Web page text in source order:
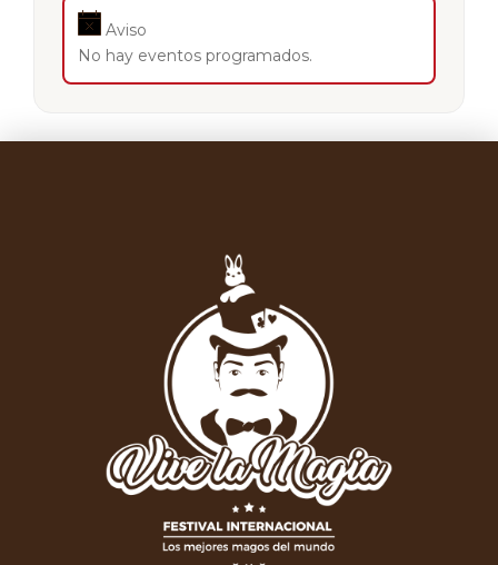
Aviso
No hay eventos programados.